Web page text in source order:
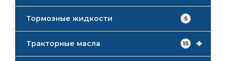
Тормозные жидкости 5
+
Тракторные масла 15